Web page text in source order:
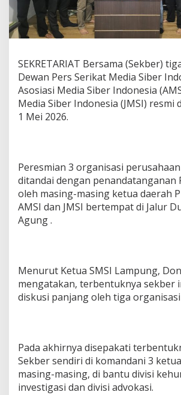
n
P
e
s
T
a
n
d
a
n
F
a
k
t
e
g
r
SEKRETARIAT Bersama (Sekber)
Dewan Pers Serikat Media Siber
Asosiasi Media Siber Indonesia
Media Siber Indonesia (JMSI) resmi
1 Mei 2026.
Peresmian 3 organisasi
ditandai dengan penandatanganan
oleh masing-masing ketua daerah
AMSI dan JMSI bertempat di Jalur
Agung .
Menurut Ketua SMSI Lampung,
mengatakan, terbentuknya sekber
diskusi panjang oleh tiga
Pada akhirnya disepakati
Sekber sendiri di komandani 3
masing-masing, di bantu divisi
investigasi dan divisi advokasi.